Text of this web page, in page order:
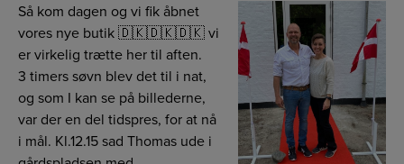
Så kom dagen og vi fik åbnet
vores nye butik 🇩🇰🇩🇰🇩🇰 vi
er virkelig trætte her til aften.
3 timers søvn blev det til i nat,
og som I kan se på billederne,
var der en del tidspres, for at nå
i mål. Kl.12.15 sad Thomas ude i